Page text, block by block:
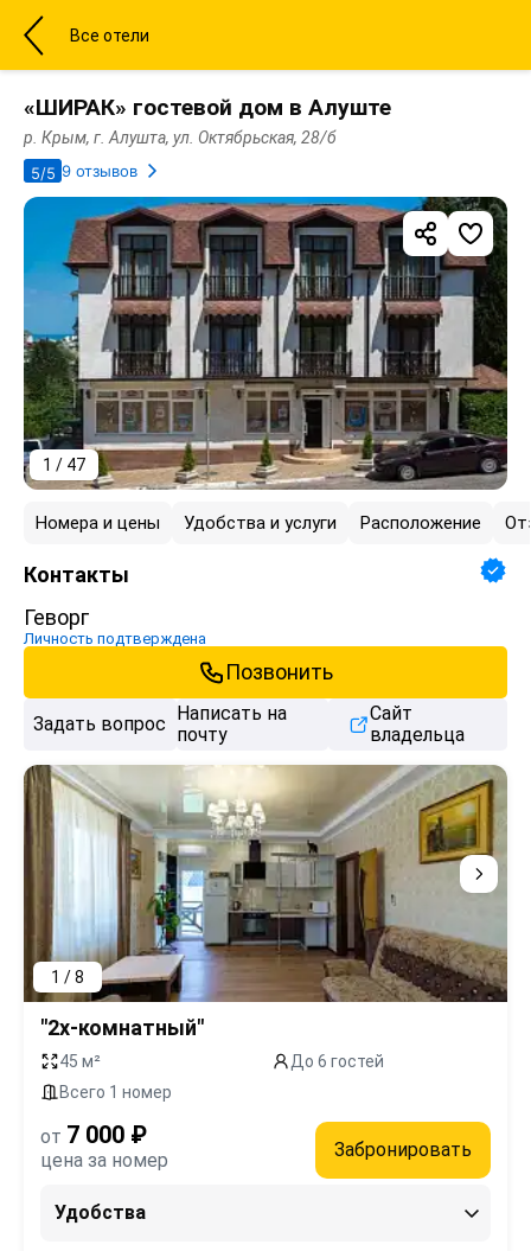
Все отели
«ШИРАК» гостевой дом в Алуште
р. Крым, г. Алушта, ул. Октябрьская, 28/б
5/5 9 отзывов
1 / 47
Номера и цены Удобства и услуги Расположение
Контакты
Геворг
Личность подтверждена
Позвонить
Задать вопрос Написать на
почту
Сайт
владельца
1 / 8
"2х-комнатный"
45 м²
До 6 гостей
Всего 1 номер
от 7 000 ₽
цена за номер Забронировать
Удобства